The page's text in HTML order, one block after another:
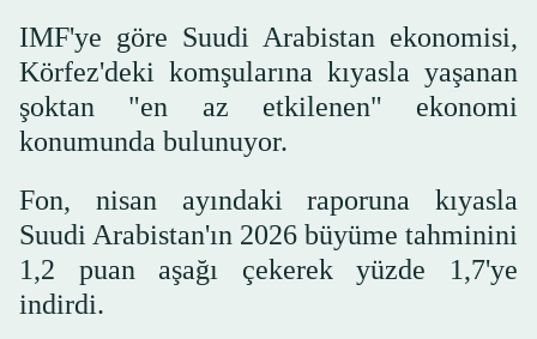
IMF'ye göre Suudi Arabistan ekonomisi,
Körfez'deki komşularına kıyasla yaşanan
şoktan "en az etkilenen" ekonomi
konumunda bulunuyor.
Fon, nisan ayındaki raporuna kıyasla
Suudi Arabistan'ın 2026 büyüme tahminini
1,2 puan aşağı çekerek yüzde 1,7'ye
indirdi.